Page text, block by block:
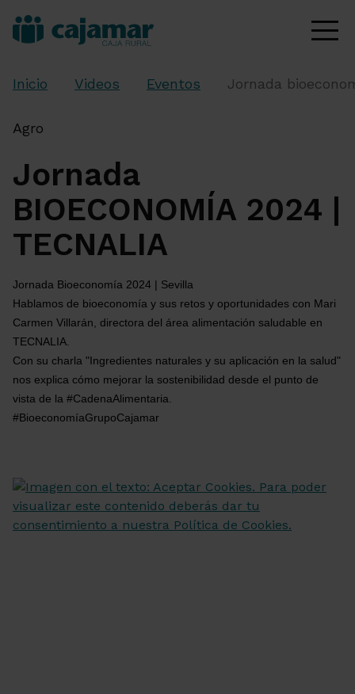
Inicio Videos Eventos Jornada
Agro
Jornada
BIOECONOMÍA 2024 |
TECNALIA
Jornada Bioeconomía 2024 | Sevilla
Hablamos de bioeconomía y sus retos y oportunidades con Mari
Carmen Villarán, directora del área alimentación saludable en
TECNALIA.
Con su charla "Ingredientes naturales y su aplicación en la salud"
nos explica cómo mejorar la sostenibilidad desde el punto de
vista de la #CadenaAlimentaria.
#BioeconomíaGrupoCajamar